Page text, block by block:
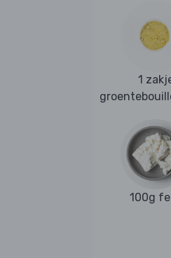
1
100g